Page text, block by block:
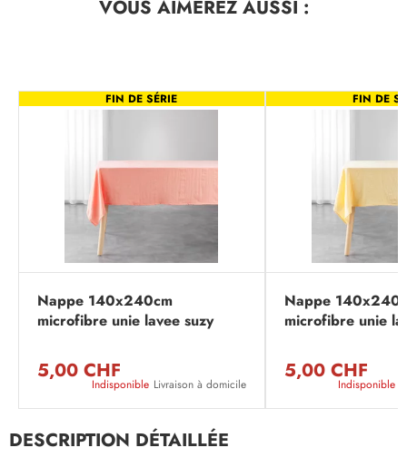
VOUS AIMEREZAUSSI :
FIN DE SÉRIE
Nappe 140x240cm
microfibre unie lavee suzy
5,00 CHF
Indisponible Livraison à domicile
FIN DE
Nappe
microfibre unie
5,00 CHF
Indisponible
DESCRIPTION DÉTAILLÉE